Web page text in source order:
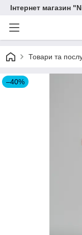
Інтернет магазин
Товари та
–40%